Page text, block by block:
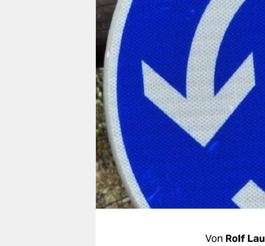
nord
wahrheit
verlag
verlag
veranstaltungen
shop
fragen & hilfe
unterstützen
abo
Von Rolf